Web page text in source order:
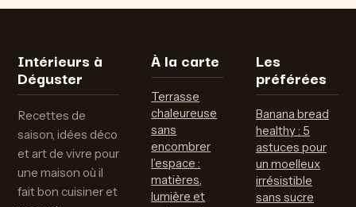
elle rivaliser avec
pour vos soupes,
Intérieurs à
Déguster
Recettes de
saison, idées déco
et art de vivre pour
une maison où il
fait bon cuisiner et
À la carte
Terrasse
chaleureuse
sans
encombrer
l’espace :
matières,
lumière et
Les
préférées
Banana bread
healthy : 5
astuces pour
un moelleux
irrésistible
sans sucre